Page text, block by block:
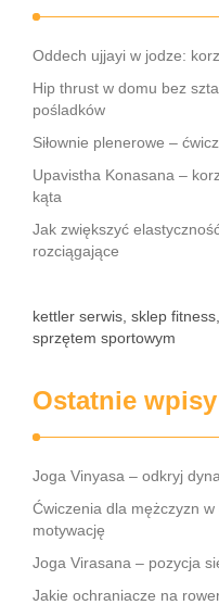
Oddech ujjayi w jodze:
Hip thrust w domu bez
pośladków
Siłownie plenerowe –
Upavistha Konasana –
kąta
Jak zwiększyć
rozciągające
kettler serwis, sklep
sprzętem sportowym
Ostatnie wpisy
Joga Vinyasa – odkryj
Ćwiczenia dla mężczyzn
motywację
Joga Virasana – pozycja
Jakie ochraniacze na